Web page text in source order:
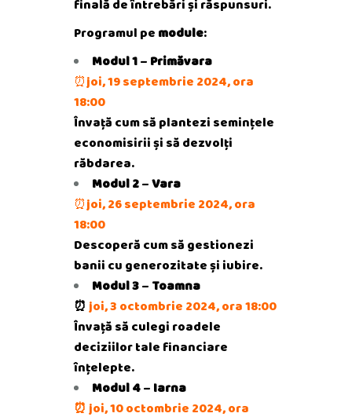
finală de întrebări și răspunsuri.
Programul pe module:
Modul 1– Primăvara
⏰joi, 19 septembrie 2024, ora
18:00
Învață cum să plantezi semințele
economisirii și să dezvolți
răbdarea.
Modul 2–Vara
⏰joi, 26 septembrie 2024, ora
18:00
Descoperă cum să gestionezi
banii cu generozitate și iubire.
Modul 3– Toamna
⏰ joi, 3 octombrie 2024, ora 18:00
Învață să culegi roadele
deciziilor tale financiare
înțelepte.
Modul 4– Iarna
⏰ joi, 10 octombrie 2024, ora